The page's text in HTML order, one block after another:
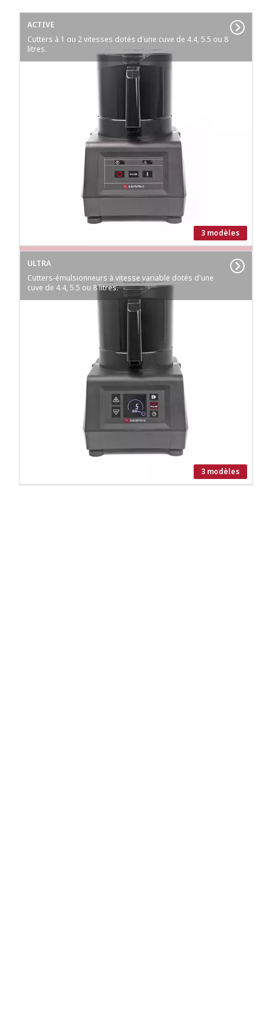
ACTIVE
Cutters à 1 ou 2 vitesses dotés d'une cuve de 4.4, 5.5 ou 8
litres.
3 modèles
ULTRA
Cutters-émulsionneurs à vitesse variable dotés d'une
cuve de 4.4, 5.5 ou 8 litres.
3 modèles